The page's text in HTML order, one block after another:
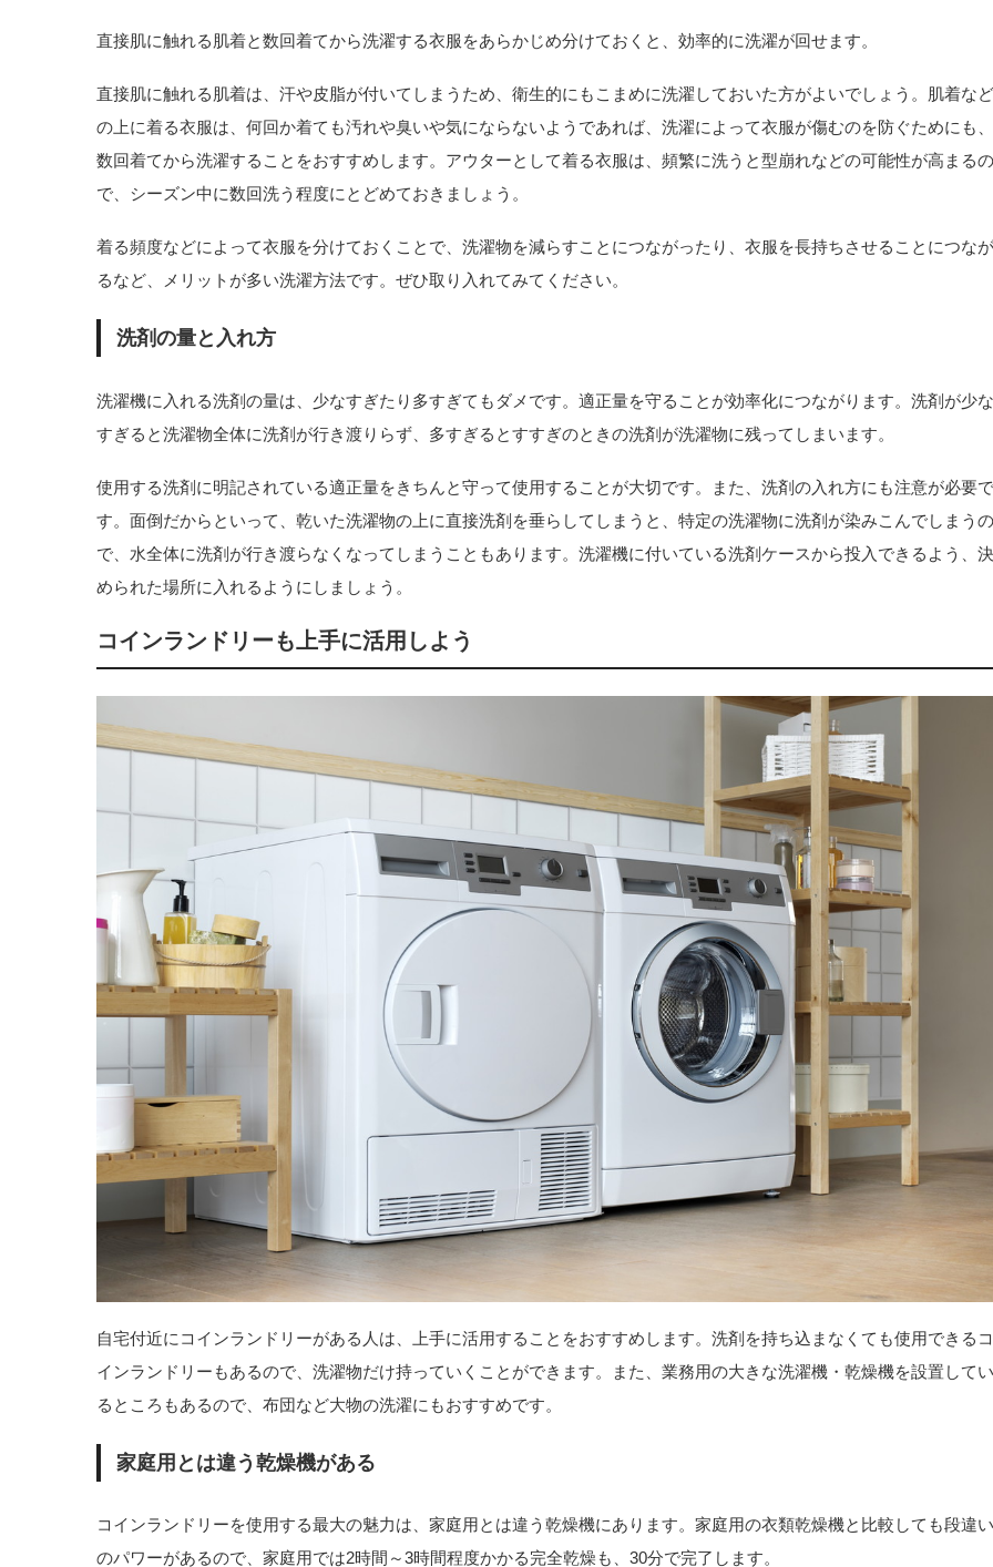
直接肌に触れる肌着と数回着てから洗濯する衣服をあらかじめ分けておくと、効率的に洗濯が回せます。
直接肌に触れる肌着は、汗や皮脂が付いてしまうため、衛生的にもこまめに洗濯しておいた方がよいでしょう。肌着など
の上に着る衣服は、何回か着ても汚れや臭いや気にならないようであれば、洗濯によって衣服が傷むのを防ぐためにも、
数回着てから洗濯することをおすすめします。アウターとして着る衣服は、頻繁に洗うと型崩れなどの可能性が高まるの
で、シーズン中に数回洗う程度にとどめておきましょう。
着る頻度などによって衣服を分けておくことで、洗濯物を減らすことにつながったり、衣服を長持ちさせることにつなが
るなど、メリットが多い洗濯方法です。ぜひ取り入れてみてください。
洗剤の量と入れ方
洗濯機に入れる洗剤の量は、少なすぎたり多すぎてもダメです。適正量を守ることが効率化につながります。洗剤が少な
すぎると洗濯物全体に洗剤が行き渡りらず、多すぎるとすすぎのときの洗剤が洗濯物に残ってしまいます。
使用する洗剤に明記されている適正量をきちんと守って使用することが大切です。また、洗剤の入れ方にも注意が必要で
す。面倒だからといって、乾いた洗濯物の上に直接洗剤を垂らしてしまうと、特定の洗濯物に洗剤が染みこんでしまうの
で、水全体に洗剤が行き渡らなくなってしまうこともあります。洗濯機に付いている洗剤ケースから投入できるよう、決
められた場所に入れるようにしましょう。
コインランドリーも上手に活用しよう
自宅付近にコインランドリーがある人は、上手に活用することをおすすめします。洗剤を持ち込まなくても使用できるコ
インランドリーもあるので、洗濯物だけ持っていくことができます。また、業務用の大きな洗濯機・乾燥機を設置してい
るところもあるので、布団など大物の洗濯にもおすすめです。
家庭用とは違う乾燥機がある
コインランドリーを使用する最大の魅力は、家庭用とは違う乾燥機にあります。家庭用の衣類乾燥機と比較しても段違い
のパワーがあるので、家庭用では2時間～3時間程度かかる完全乾燥も、30分で完了します。